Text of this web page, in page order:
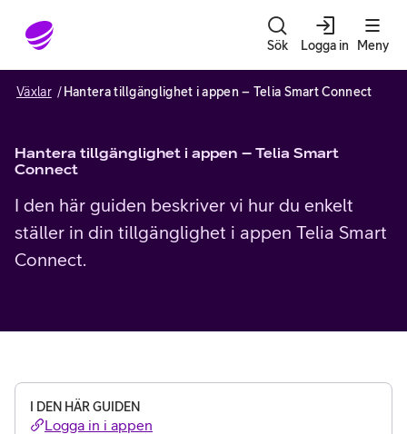
Gå till sidans innehåll
Sök Logga in Meny
Växlar Hantera tillgänglighet i appen – Telia Smart Connect
Hantera tillgänglighet i appen – Telia Smart
Connect
I den här guiden beskriver vi hur du enkelt
ställer in din tillgänglighet i appen Telia Smart
Connect.
I DEN HÄR GUIDEN
Logga in i appen